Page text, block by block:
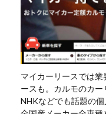
マイカーリースでは
ースも。カルモのカー
NHKなどでも話題の個